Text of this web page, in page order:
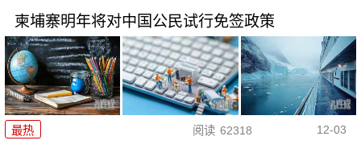
柬埔寨明年将对中国公民试行免签政策
最热 阅读 62318 12-03